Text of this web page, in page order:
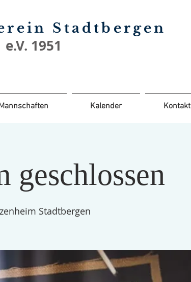
Stadtbergen
e.V. 1951
Kalender Kontakt
geschlossen
Stadtbergen